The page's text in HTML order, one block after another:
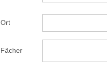
Ort
Fächer